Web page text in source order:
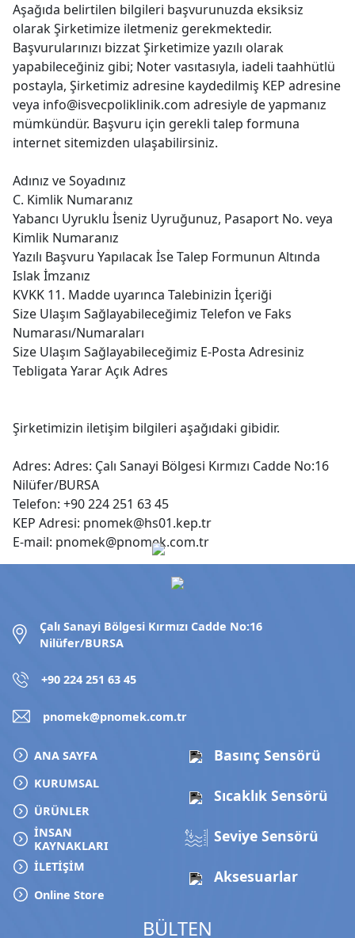
Aşağıda belirtilen bilgileri başvurunuzda eksiksiz
olarak Şirketimize iletmeniz gerekmektedir.
Başvurularınızı bizzat Şirketimize yazılı olarak
yapabileceğiniz gibi; Noter vasıtasıyla, iadeli taahhütlü
postayla, Şirketimiz adresine kaydedilmiş KEP adresine
veya info@isvecpoliklinik.com adresiyle de yapmanız
mümkündür. Başvuru için gerekli talep formuna
internet sitemizden ulaşabilirsiniz.
Adınız ve Soyadınız
C. Kimlik Numaranız
Yabancı Uyruklu İseniz Uyruğunuz, Pasaport No. veya
Kimlik Numaranız
Yazılı Başvuru Yapılacak İse Talep Formunun Altında
Islak İmzanız
KVKK 11. Madde uyarınca Talebinizin İçeriği
Size Ulaşım Sağlayabileceğimiz Telefon ve Faks
Numarası/Numaraları
Size Ulaşım Sağlayabileceğimiz E-Posta Adresiniz
Tebligata Yarar Açık Adres
Şirketimizin iletişim bilgileri aşağıdaki gibidir.
Adres: Adres: Çalı Sanayi Bölgesi Kırmızı Cadde No:16
Nilüfer/BURSA
Telefon: +90 224 251 63 45
KEP Adresi: pnomek@hs01.kep.tr
E-mail: pnomek@pnomek.com.tr
Çalı Sanayi Bölgesi Kırmızı Cadde No:16
Nilüfer/BURSA
+90 224 251 63 45
pnomek@pnomek.com.tr
ANA SAYFA
KURUMSAL
ÜRÜNLER
İNSAN
KAYNAKLARI
İLETİŞİM
Online Store
Basınç Sensörü
Sıcaklık Sensörü
Seviye Sensörü
Aksesuarlar
BÜLTEN